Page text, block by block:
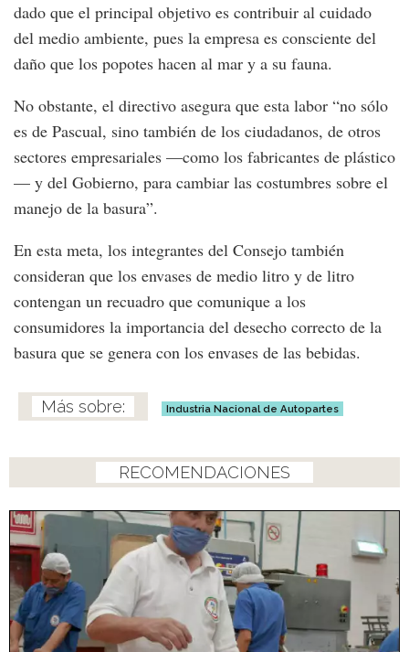
dado que el principal objetivo es contribuir al cuidado
del medio ambiente, pues la empresa es consciente del
daño que los popotes hacen al mar y a su fauna.
No obstante, el directivo asegura que esta labor “no sólo
es de Pascual, sino también de los ciudadanos, de otros
sectores empresariales —como los fabricantes de plástico
— y del Gobierno, para cambiar las costumbres sobre el
manejo de la basura”.
En esta meta, los integrantes del Consejo también
consideran que los envases de medio litro y de litro
contengan un recuadro que comunique a los
consumidores la importancia del desecho correcto de la
basura que se genera con los envases de las bebidas.
Industria Nacional de Autopartes
RECOMENDACIONES